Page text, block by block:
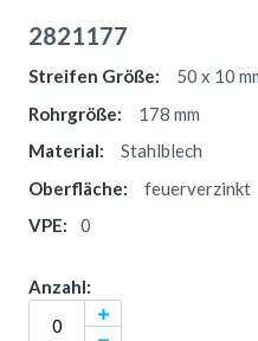
2821177
50 x 10
178 mm
Stahlblech
feuerverzinkt
0